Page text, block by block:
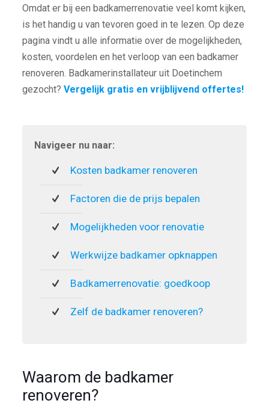
Omdat er bij een badkamerrenovatie veel komt kijken,
is het handig u van tevoren goed in te lezen. Op deze
pagina vindt u alle informatie over de mogelijkheden,
kosten, voordelen en het verloop van een badkamer
renoveren. Badkamerinstallateur uit Doetinchem
gezocht? Vergelijk gratis en vrijblijvend offertes!
Navigeer nu naar:
Kosten badkamer renoveren
Factoren die de prijs bepalen
Mogelijkheden voor renovatie
Werkwijze badkamer opknappen
Badkamerrenovatie: goedkoop
Zelf de badkamer renoveren?
Waarom de badkamer
renoveren?